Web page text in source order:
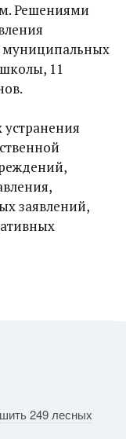
Решениями
муниципальных
11
устранения
заявлений,
249 лесных